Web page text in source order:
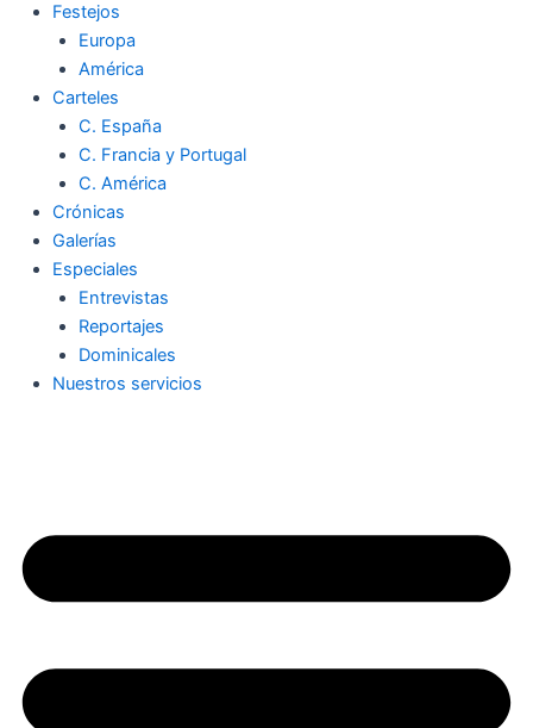
Festejos
Europa
América
Carteles
C. España
C. Francia y Portugal
C. América
Crónicas
Galerías
Especiales
Entrevistas
Reportajes
Dominicales
Nuestros servicios